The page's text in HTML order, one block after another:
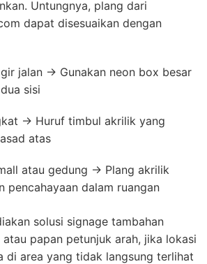
Untungnya, plang dari
dapat disesuaikan dengan
jalan → Gunakan neon box besar
sisi
→ Huruf timbul akrilik yang
atas
atau gedung → Plang akrilik
pencahayaan dalam ruangan
solusi signage tambahan
papan petunjuk arah, jika lokasi
di area yang tidak langsung terlihat